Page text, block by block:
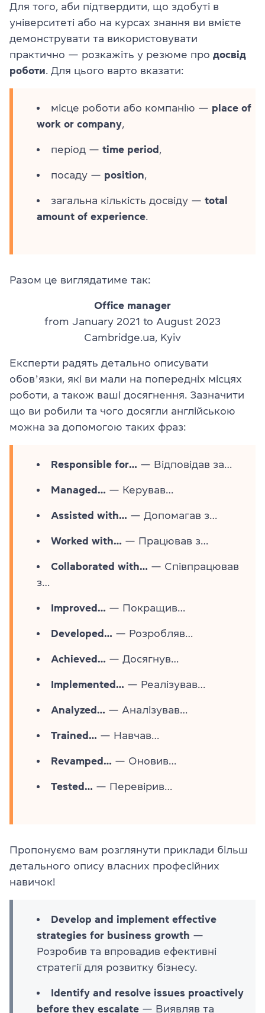
Для того, аби підтвердити, що здобуті в
університеті або на курсах знання ви вмієте
демонструвати та використовувати
практично — розкажіть у резюме про досвід
роботи . Для цього варто вказати:
місце роботи або компанію — place of
work or company
період — time period
посаду — position
загальна кількість досвіду — total
amount of experience
Разом це виглядатиме так:
Office manager
from January 2021 to August 2023
Cambridge.ua, Kyiv
Експерти радять детально описувати
обовʼязки, які ви мали на попередніх місцях
роботи, а також ваші досягнення. Зазначити
що ви робили та чого досягли англійською
можна за допомогою таких фраз:
Responsible for… — Відповідав за…
Managed… — Керував…
Assisted with… — Допомагав з…
Worked with… — Працював з…
Collaborated with… — Співпрацював
з…
Improved… — Покращив…
Developed… — Розробляв…
Achieved… — Досягнув…
Implemented… — Реалізував…
Analyzed… — Аналізував…
Trained… — Навчав…
Revamped… — Оновив…
Tested… — Перевірив…
Пропонуємо вам розглянути приклади більш
детального опису власних професійних
навичок!
Develop and implement effective
strategies for business growth —
Розробив та впровадив ефективні
стратегії для розвитку бізнесу.
Identify and resolve issues proactively
before they escalate — Виявляв та